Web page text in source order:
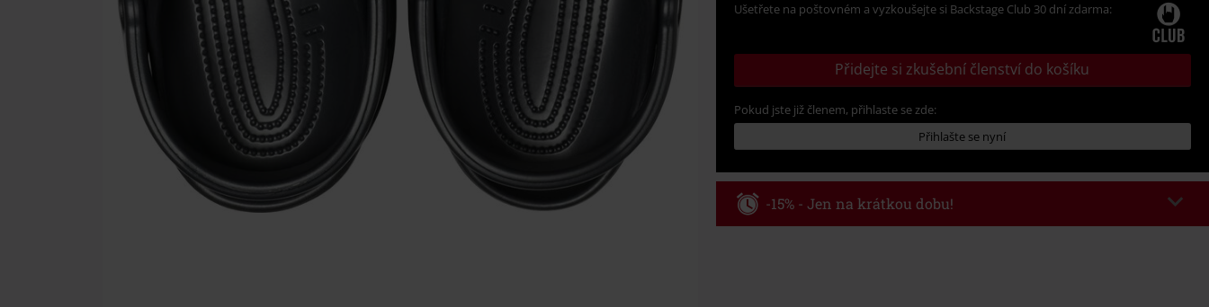
Ušetřete na poštovném a vyzkoušejte si Backstage Club 30 dní zdarma:
Přidejte si zkušební členství do košíku
Pokud jste již členem, přihlaste se zde:
Přihlašte se nyní
-15% - Jen na krátkou dobu!